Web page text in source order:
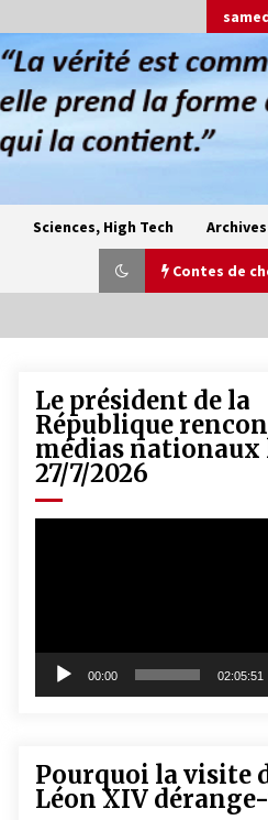
Sciences, High Tech Archives
Contes de
Oum el Gaïla /
4 ans ago
5 ans ago
Le président de la
République
médias nationaux
27/7/2026
00:00 02:05:51
Pourquoi la visite
Léon XIV